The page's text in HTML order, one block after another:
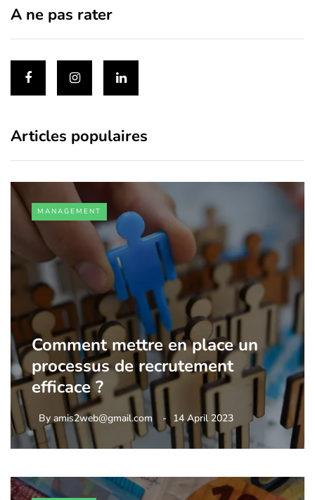
A ne pas rater
Articles populaires
MANAGEMENT
Comment mettre en place un
processus de recrutement
efficace ?
By amis2web@gmail.com 14 April 2023